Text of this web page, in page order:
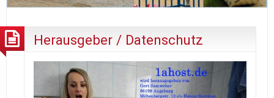
Herausgeber / Datenschutz